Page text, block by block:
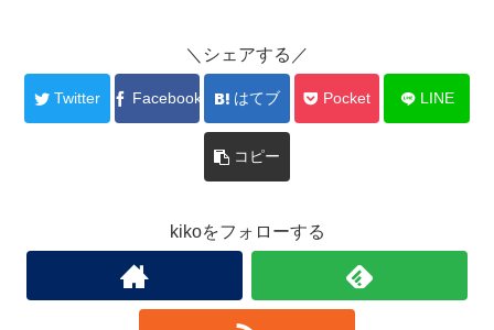
＼シェアする／
Twitter Facebook はてブ Pocket LINE
コピー
kikoをフォローする